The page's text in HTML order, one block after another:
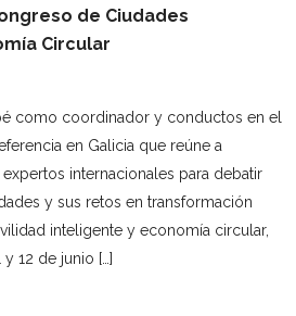
de Ciudades
Circular
como coordinador y conductos en el
en Galicia que reúne a
internacionales para debatir
y sus retos en transformación
inteligente y economía circular,
12 de junio […]